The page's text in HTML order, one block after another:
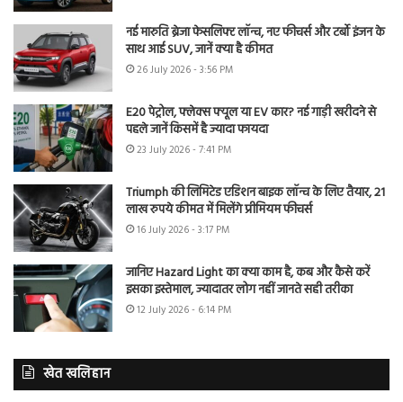
नई मारुति ब्रेजा फेसलिफ्ट लॉन्च, नए फीचर्स और टर्बो इंजन के
साथ आई SUV, जानें क्या है कीमत
26 July 2026 - 3:56 PM
E20 पेट्रोल, फ्लेक्स फ्यूल या EV कार? नई गाड़ी खरीदने से
पहले जानें किसमें है ज्यादा फायदा
23 July 2026 - 7:41 PM
Triumph की लिमिटेड एडिशन बाइक लॉन्च के लिए तैयार, 21
लाख रुपये कीमत में मिलेंगे प्रीमियम फीचर्स
16 July 2026 - 3:17 PM
जानिए Hazard Light का क्या काम है, कब और कैसे करें
इसका इस्तेमाल, ज्यादातर लोग नहीं जानते सही तरीका
12 July 2026 - 6:14 PM
खेत खलिहान